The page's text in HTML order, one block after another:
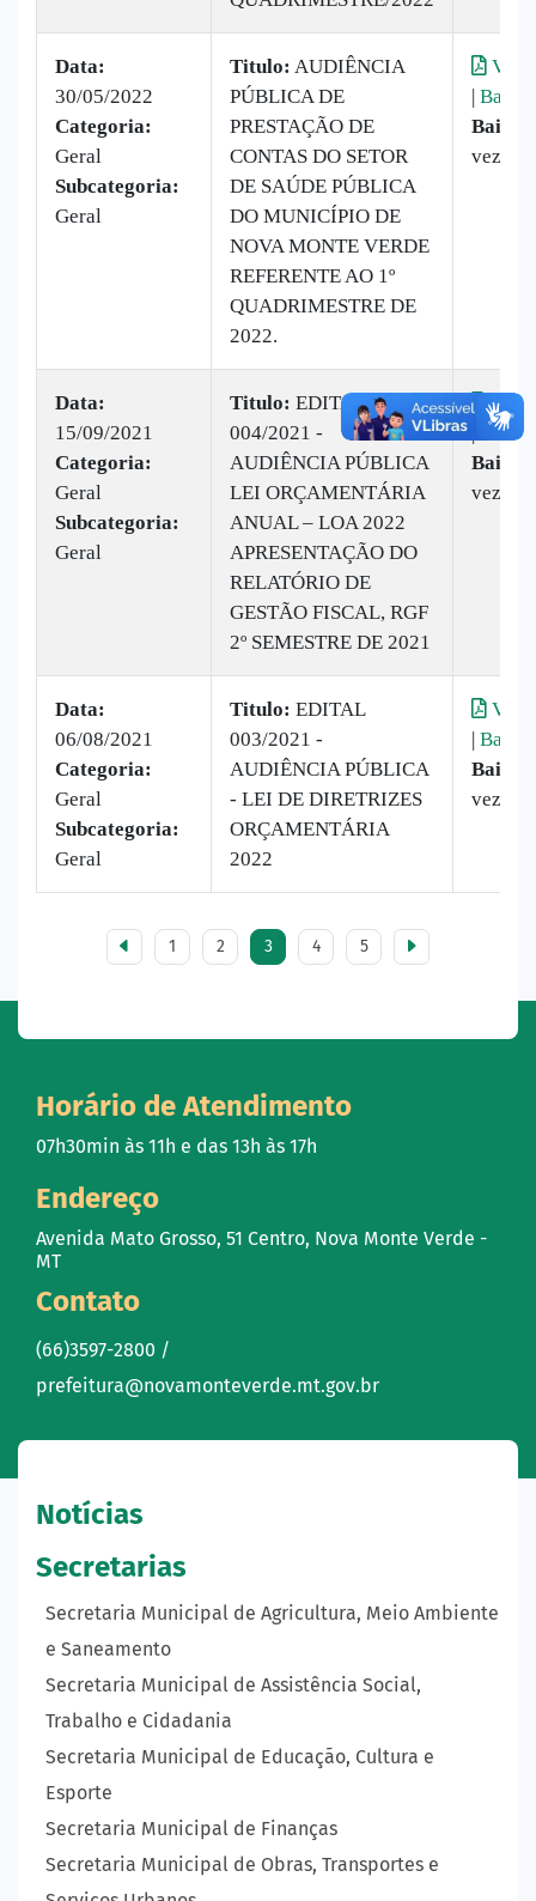
Data:
30/05/2022
Categoria:
Geral
Subcategoria:
Geral
Titulo: AUDIÊNCIA
PÚBLICA DE
PRESTAÇÃO DE
CONTAS DO SETOR
DE SAÚDE PÚBLICA
DO MUNICÍPIO DE
NOVA MONTE VERDE
REFERENTE AO 1º
QUADRIMESTRE DE
2022.
| Baixar
vezes
Data:
15/09/2021
Categoria:
Geral
Subcategoria:
Geral
Titulo: EDITAL
004/2021 -
AUDIÊNCIA PÚBLICA
LEI ORÇAMENTÁRIA
ANUAL – LOA 2022
APRESENTAÇÃO DO
RELATÓRIO DE
GESTÃO FISCAL, RGF
2º SEMESTRE DE 2021
Baixar
vezes
Data:
06/08/2021
Categoria:
Geral
Subcategoria:
Geral
Titulo: EDITAL
003/2021 -
AUDIÊNCIA PÚBLICA
- LEI DE DIRETRIZES
ORÇAMENTÁRIA
2022
| Baixar
vezes
1 2 3 4 5
Horário de Atendimento
07h30min às 11h e das 13h às 17h
Endereço
Avenida Mato Grosso, 51 Centro, Nova Monte Verde -
MT
Contato
(66)3597-2800 /
prefeitura@novamonteverde.mt.gov.br
Notícias
Secretarias
Secretaria Municipal de Agricultura, Meio Ambiente
e Saneamento
Secretaria Municipal de Assistência Social,
Trabalho e Cidadania
Secretaria Municipal de Educação, Cultura e
Esporte
Secretaria Municipal de Finanças
Secretaria Municipal de Obras, Transportes e